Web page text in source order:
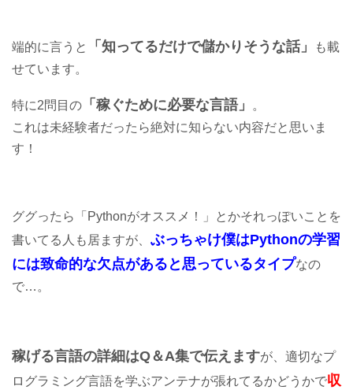
端的に言うと 「知ってるだけで儲かりそうな話」
も載
せています。
特に2問目の 「稼ぐために必要な言語」
。
これは未経験者だったら絶対に知らない内容だと思いま
す！
ググったら「Pythonがオススメ！」とかそれっぽいことを
書いてる人も居ますが、 ぶっちゃけ僕はPythonの学習
には致命的な欠点があると思っているタイプなの
で…。
稼げる言語の詳細はQ＆A集で伝えますが、適切なプ
ログラミング言語を学ぶアンテナが張れてるかどうかで収